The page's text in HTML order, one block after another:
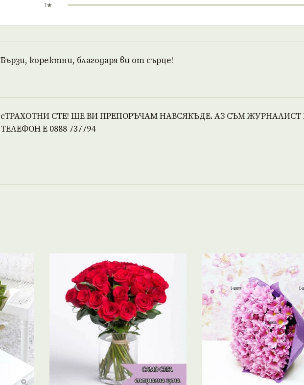
1★
Бързи, коректни, благодаря ви от сърце!
сТРАХОТНИ СТЕ! ЩЕ ВИ ПРЕПОРЪЧАМ НАВСЯКЪДЕ. АЗ СЪМ
ТЕЛЕФОН Е 0888 737794